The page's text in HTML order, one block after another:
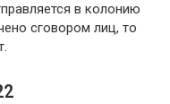
в колонию
сговором лиц, то